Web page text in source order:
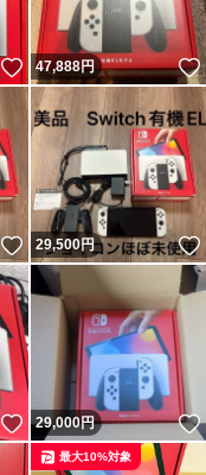
いいね！
47,888円
いいね！
29,500円
いいね！
29,000円
最大10%対象